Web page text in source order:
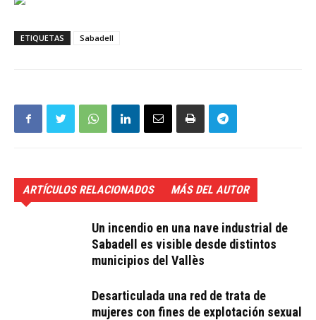
ETIQUETAS Sabadell
ARTÍCULOS RELACIONADOS MÁS DEL AUTOR
Un incendio en una nave industrial de
Sabadell es visible desde distintos
municipios del Vallès
Desarticulada una red de trata de
mujeres con fines de explotación sexual